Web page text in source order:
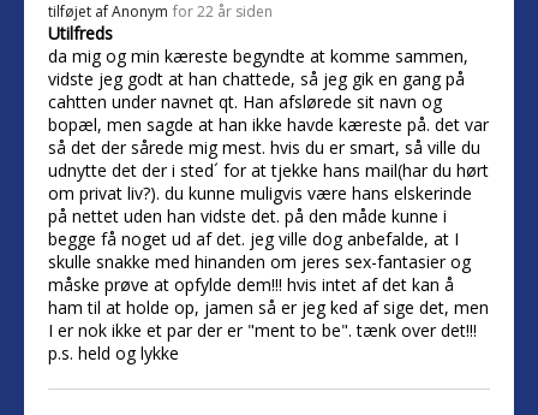
tilføjet afAnonym for 22 år siden
Utilfreds
da mig og min kæreste begyndte at komme sammen,
vidste jeg godt at han chattede, så jeg gik en gang på
cahtten under navnet qt. Han afslørede sit navn og
bopæl, men sagde at han ikke havde kæreste på. det var
så det der sårede mig mest. hvis du er smart, så ville du
udnytte det der i sted´ for at tjekke hans mail(har du hørt
om privat liv?). du kunne muligvis være hans elskerinde
på nettet uden han vidste det. på den måde kunne i
begge få noget ud af det. jeg ville dog anbefalde, at I
skulle snakke med hinanden om jeres sex-fantasier og
måske prøve at opfylde dem!!! hvis intet af det kan å
ham til at holde op, jamen så er jeg ked af sige det, men
I er nok ikke et par der er "ment to be". tænk over det!!!
p.s. held og lykke